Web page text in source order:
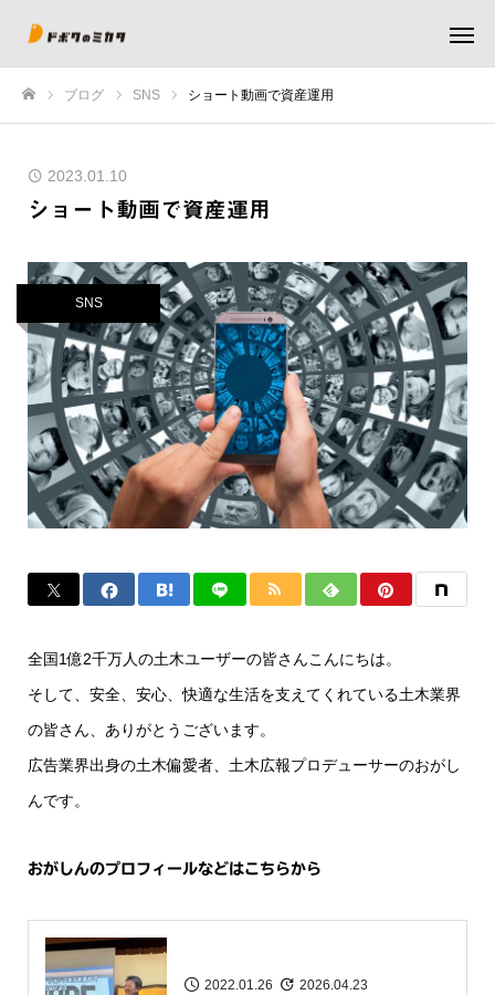
ブログ SNS ショート動画で資産運用
2023.01.10
ショート動画で資産運用
SNS
全国1億2千万人の土木ユーザーの皆さんこんにちは。
そして、安全、安心、快適な生活を支えてくれている土木業界
の皆さん、ありがとうございます。
広告業界出身の土木偏愛者、土木広報プロデューサーのおがし
んです。
おがしんのプロフィールなどはこちらから
2022.01.26 2026.04.23